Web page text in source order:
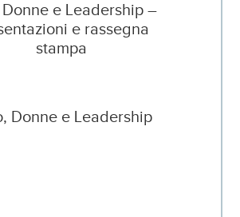
e Leadership –
e rassegna
stampa
Donne e Leadership